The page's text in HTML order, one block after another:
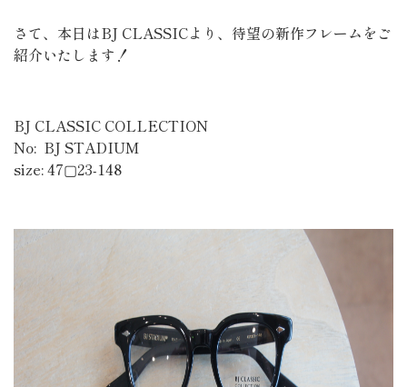
さて、本日はBJ CLASSICより、待望の新作フレームをご
紹介いたします！
BJ CLASSIC COLLECTION
No: BJ STADIUM
size: 47▢23-148